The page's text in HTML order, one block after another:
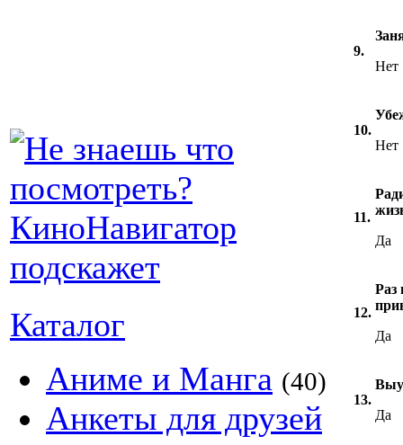
Каталог
Аниме и Манга (40)
Анкеты для друзей
9.
Нет
10.
Нет
11.
Да
12.
Раз
Да
13.
Да